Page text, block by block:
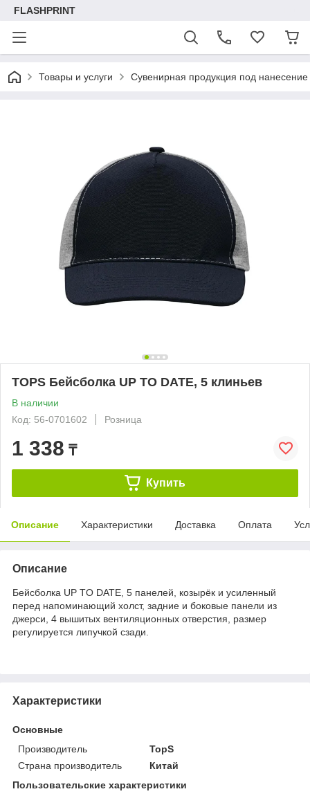
FLASHPRINT
Товары и услуги Сувенирная продукция под нанесение
TOPS Бейсболка UP TO DATE, 5 клиньев
В наличии
Код: 56-0701602
Розница
1 338 ₸
Купить
Описание Характеристики Доставка Оплата
Описание
Бейсболка UP TO DATE, 5 панелей, козырёк и усиленный
перед напоминающий холст, задние и боковые панели из
джерси, 4 вышитых вентиляционных отверстия, размер
регулируется липучкой сзади.
Характеристики
Основные
Производитель
TopS
Страна производитель
Китай
Пользовательские характеристики